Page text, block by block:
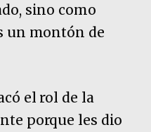
sino como
un montón de
el rol de la
porque les dio